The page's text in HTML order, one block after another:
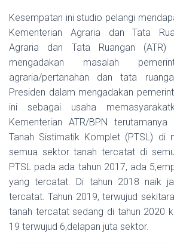
Kesempatan ini studio pelangi
Kementerian Agraria dan Tata
Agraria dan Tata Ruangan (ATR)
mengadakan masalah
agraria/pertanahan dan tata
Presiden dalam mengadakan
ini sebagai usaha
Kementerian ATR/BPN
Tanah Sistimatik Komplet (PTSL) di
semua sektor tanah tercatat di
PTSL pada ada tahun 2017, ada
yang tercatat. Di tahun 2018 naik
tercatat. Tahun 2019, terwujud
tanah tercatat sedang di tahun 2020
19 terwujud 6,delapan juta sektor.